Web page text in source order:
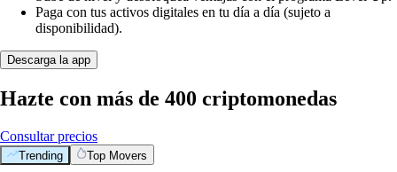
Paga con tus activos digitales en tu día a día (sujeto a
disponibilidad).
Descarga la app
Hazte con más de 400 criptomonedas
Consultar precios
Trending Top Movers